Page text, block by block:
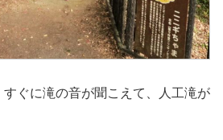
ぐに滝の音が聞こえて、人工滝が